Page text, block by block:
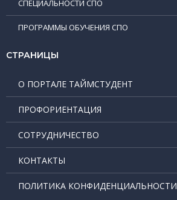
СПЕЦИАЛЬНОСТИ СПО
ПРОГРАММЫ ОБУЧЕНИЯ СПО
СТРАНИЦЫ
О ПОРТАЛЕ ТАЙМСТУДЕНТ
ПРОФОРИЕНТАЦИЯ
СОТРУДНИЧЕСТВО
КОНТАКТЫ
ПОЛИТИКА КОНФИДЕНЦИАЛЬНОСТИ